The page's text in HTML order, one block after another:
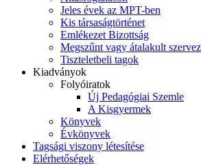
Jeles évek az MPT-ben
Kis társaságtörténet
Emlékezet Bizottság
Megszűnt vagy átalakult
Tiszteletbeli tagok
Kiadványok
Folyóiratok
Új Pedagógiai Szemle
A Kisgyermek
Könyvek
Évkönyvek
Tagsági viszony létesítése
Elérhetőségek